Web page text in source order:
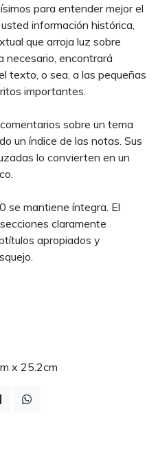
para entender mejor el
información histórica,
que arroja luz sobre
necesario, encontrará
texto, o sea, a las pequeñas
importantes.
sobre un tema
un índice de las notas. Sus
lo convierten en un
se mantiene íntegra. El
claramente
apropiados y
x 25.2cm